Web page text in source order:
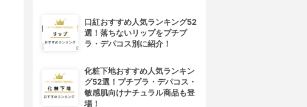
口紅おすすめ人気ランキング52
選！落ちないリップをプチプ
ラ・デパコス別に紹介！
化粧下地おすすめ人気ランキン
グ52選！プチプラ・デパコス・
敏感肌向けナチュラル商品も登
場！